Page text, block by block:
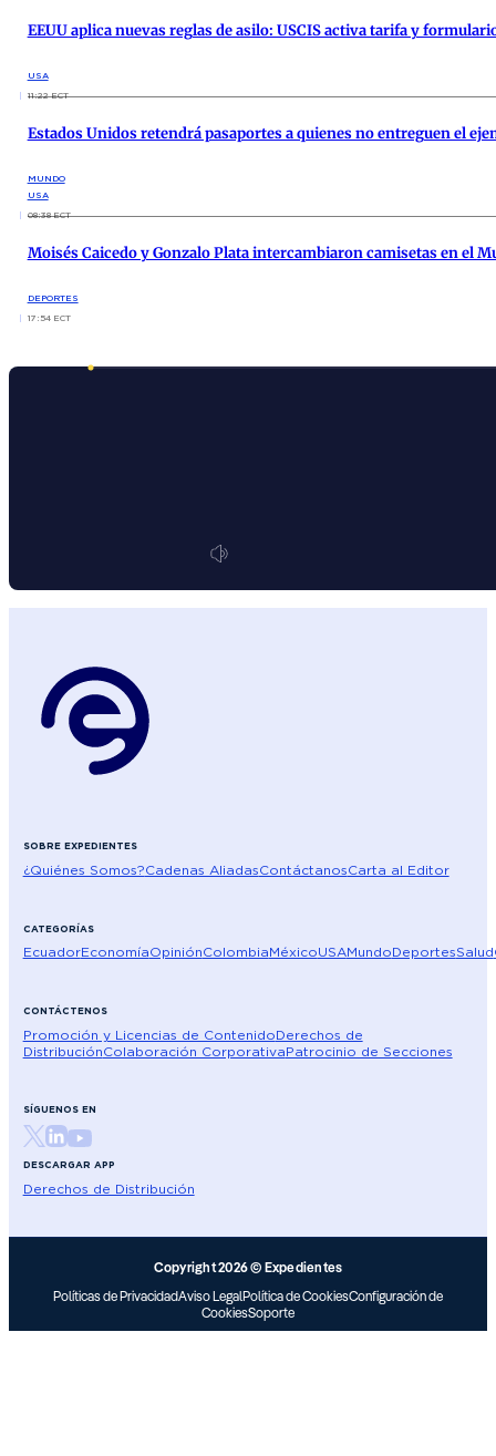
EEUU aplica nuevas reglas de asilo: USCIS activa tarifa y
USA
11:22 ECT
Estados Unidos retendrá pasaportes a quienes no entreguen el
MUNDO
USA
08:38 ECT
Moisés Caicedo y Gonzalo Plata intercambiaron camisetas en el
DEPORTES
17:54 ECT
SOBRE EXPEDIENTES
¿Quiénes Somos?Cadenas AliadasContáctanosCarta al Editor
CATEGORÍAS
EcuadorEconomíaOpiniónColombiaMéxicoUSAMundoDeportesSalud
CONTÁCTENOS
Promoción y Licencias de ContenidoDerechos de
DistribuciónColaboración CorporativaPatrocinio de Secciones
SÍGUENOS EN
DESCARGAR APP
Derechos de Distribución
Copyright 2026 © Expedientes
Políticas de PrivacidadAviso LegalPolítica de CookiesConfiguración de
CookiesSoporte